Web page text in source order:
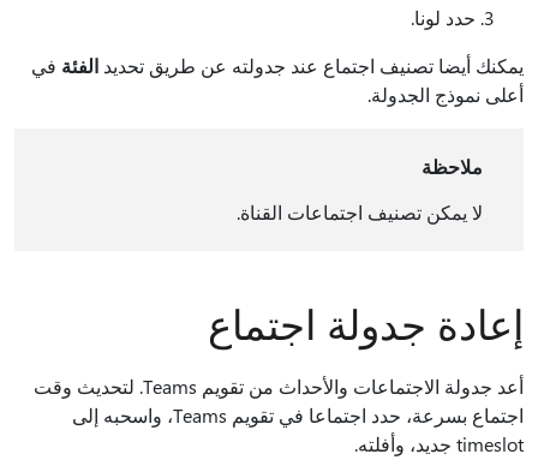
حدد لونا.
يمكنك أيضا تصنيف اجتماع عند جدولته عن طريق تحديد الفئة في
أعلى نموذج الجدولة.
ملاحظة
لا يمكن تصنيف اجتماعات القناة.
إعادة جدولة اجتماع
أعد جدولة الاجتماعات والأحداث من تقويم Teams. لتحديث وقت
اجتماع بسرعة، حدد اجتماعا في تقويم Teams، واسحبه إلى
timeslot جديد، وأفلته.